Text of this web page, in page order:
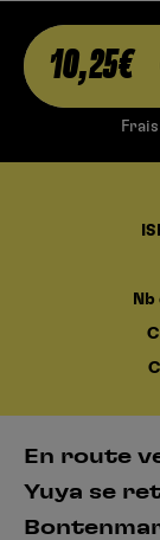
10,25€
En route
Yuya se